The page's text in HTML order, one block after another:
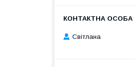
Світлана